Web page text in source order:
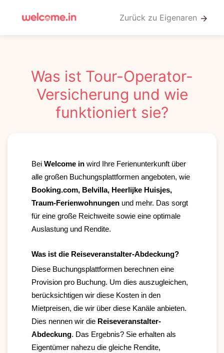
Zurück zu Eigenaren arrow_forward
Was ist Tour-Operator-
Versicherung und wie
funktioniert sie?
Bei Welcome in wird Ihre Ferienunterkunft über
alle großen Buchungsplattformen angeboten, wie
Booking.com, Belvilla, Heerlijke Huisjes,
Traum-Ferienwohnungen und mehr. Das sorgt
für eine große Reichweite sowie eine optimale
Auslastung und Rendite.
Was ist die Reiseveranstalter-Abdeckung?
Diese Buchungsplattformen berechnen eine
Provision pro Buchung. Um dies auszugleichen,
berücksichtigen wir diese Kosten in den
Mietpreisen, die wir über diese Kanäle anbieten.
Dies nennen wir die Reiseveranstalter-
Abdeckung. Das Ergebnis? Sie erhalten als
Eigentümer nahezu die gleiche Rendite,